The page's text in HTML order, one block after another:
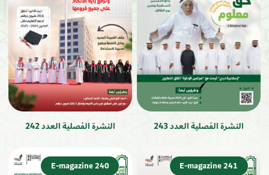
النشرة الفصلية العدد 243 النشرة الفصلية العدد 242
E-magazine 241
E-magazine 240